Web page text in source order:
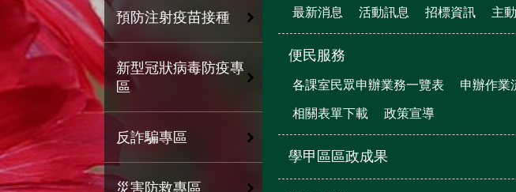
預防注射疫苗接種
新型冠狀病毒防疫專
區
反詐騙專區
災害防救專區
最新消息 活動訊息 招標資訊 主
便民服務
各課室民眾申辦業務一覽表 申辦作業
相關表單下載 政策宣導
學甲區區政成果